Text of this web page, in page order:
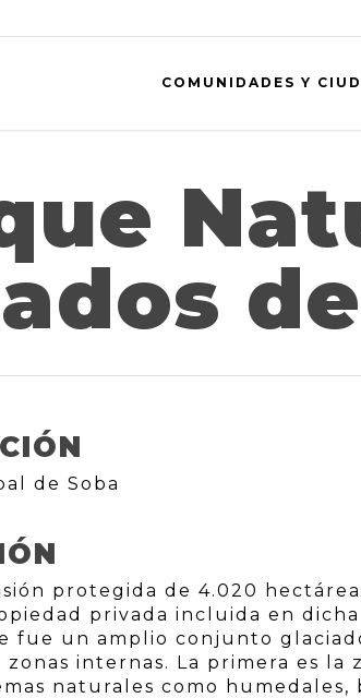
COMUNIDADES Y
de Soba
protegida de 4.020
privada incluida en
fue un amplio conjunto
internas. La primera es la
naturales como